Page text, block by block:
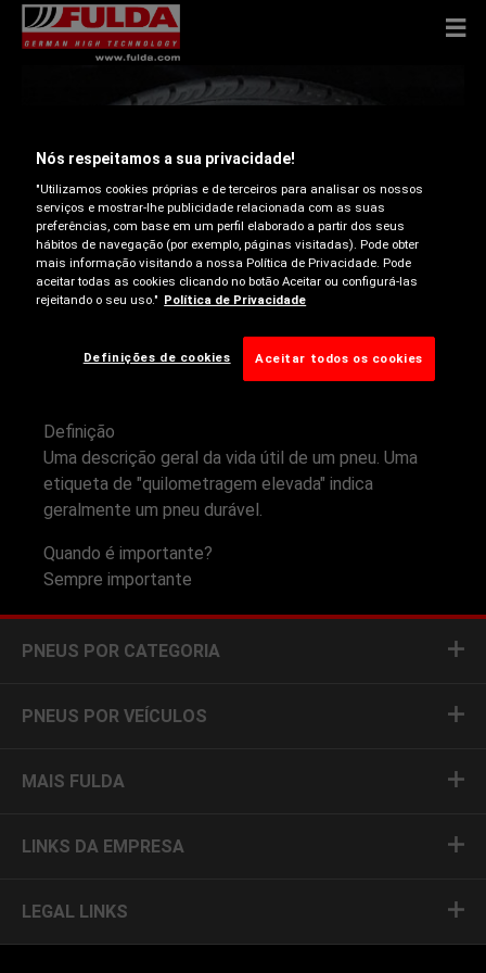
GUIA DE PNEUS
QUILOMETRAGEM
Definição
Uma descrição geral da vida útil de um pneu. Uma
etiqueta de "quilometragem elevada" indica
geralmente um pneu durável.
Quando é importante?
Sempre importante
PNEUS POR CATEGORIA
PNEUS POR VEÍCULOS
MAIS FULDA
LINKS DA EMPRESA
LEGAL LINKS
Nós respeitamos a sua privacidade!
"Utilizamos cookies próprias e de terceiros para analisar os nossos
serviços e mostrar-lhe publicidade relacionada com as suas
preferências, com base em um perfil elaborado a partir dos seus
hábitos de navegação (por exemplo, páginas visitadas). Pode obter
mais informação visitando a nossa Política de Privacidade. Pode
aceitar todas as cookies clicando no botão Aceitar ou configurá-las
rejeitando o seu uso." Política de Privacidade
Definições de cookies Aceitar todos os cookies